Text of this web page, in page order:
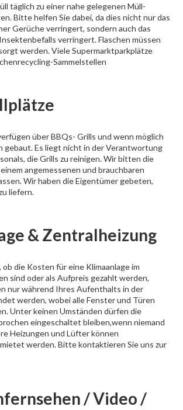
täglich zu einer nahe gelegenen Müll-
Bitte helfen Sie dabei, da dies nicht nur das
Gerüche verringert, sondern auch das
verringert. Flaschen müssen
werden. Viele Supermarktparkplätze
Sammelstellen
über BBQs- Grills und wenn möglich
gebaut. Es liegt nicht in der Verantwortung
die Grills zu reinigen. Wir bitten die
angemessenen und brauchbaren
Wir haben die Eigentümer gebeten,
liefern.
& Zentralheizung
ob die Kosten für eine Klimaanlage im
sind oder als Aufpreis gezahlt werden,
nur während Ihres Aufenthalts in der
werden, wobei alle Fenster und Türen
Unter keinen Umständen dürfen die
eingeschaltet bleiben,wenn niemand
Heizungen und Lüfter können
werden. Bitte kontaktieren Sie uns zur
/ Video /